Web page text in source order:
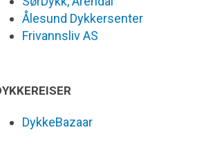
Ålesund Dykkersenter
Frivannsliv AS
DykkeBazaar